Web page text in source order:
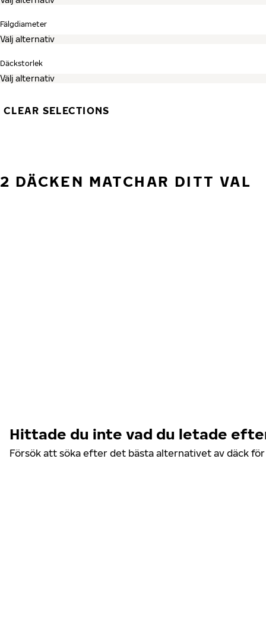
Fälgdiameter
Däckstorlek
CLEAR SELECTIONS
2 DÄCKEN MATCHAR DITT VAL
Hittade du inte vad du letade
Försök att söka efter det bästa alternativet av däck